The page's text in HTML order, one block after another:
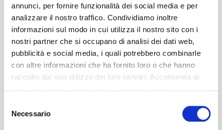
annunci, per fornire funzionalità dei social media e per
analizzare il nostro traffico. Condividiamo inoltre
informazioni sul modo in cui utilizza il nostro sito con i
nostri partner che si occupano di analisi dei dati web,
pubblicità e social media, i quali potrebbero combinarle
con altre informazioni che ha fornito loro o che hanno
raccolto dal suo utilizzo dei loro servizi. Acconsenta ai
delNecessario